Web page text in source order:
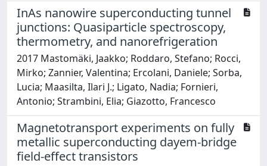
InAs nanowire superconducting tunnel
junctions: Quasiparticle spectroscopy,
thermometry, and nanorefrigeration
2017 Mastomäki, Jaakko; Roddaro, Stefano; Rocci,
Mirko; Zannier, Valentina; Ercolani, Daniele; Sorba,
Lucia; Maasilta, Ilari J.; Ligato, Nadia; Fornieri,
Antonio; Strambini, Elia; Giazotto, Francesco
Magnetotransport experiments on fully
metallic superconducting dayem-bridge
field-effect transistors